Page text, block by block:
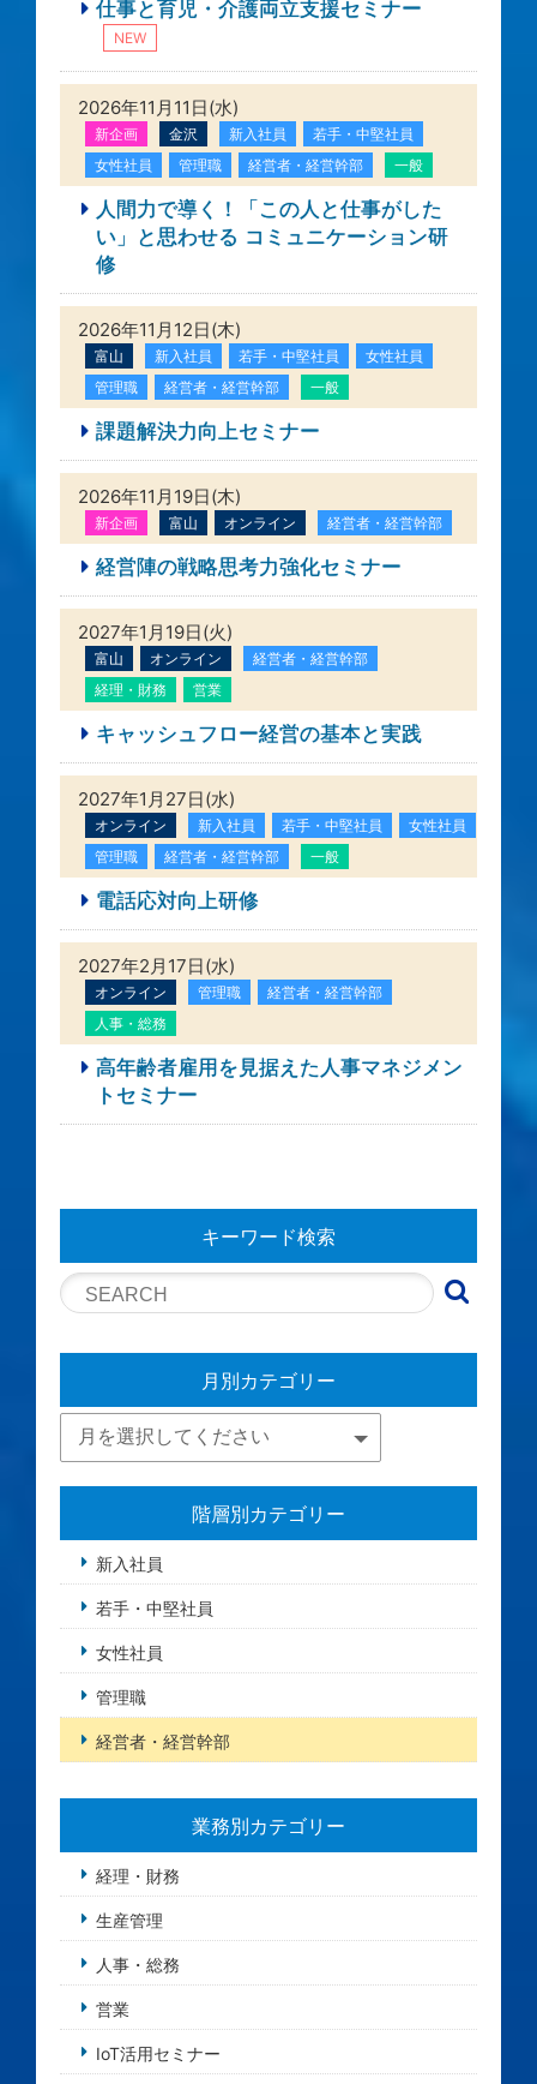
仕事と育児・介護両立支援セミナー
NEW
2026年11月11日(水)
新企画 金沢 新入社員
若手・中堅社員
女性社員
管理職 経営者・経営幹部 一般
人間力で導く！「この人と仕事がした
い」と思わせる コミュニケーション研
修
2026年11月12日(木)
富山 新入社員 若手・中堅社員
女性社員
管理職
経営者・経営幹部 一般
課題解決力向上セミナー
2026年11月19日(木)
新企画 富山 オンライン 経営者・経営幹部
経営陣の戦略思考力強化セミナー
2027年1月19日(火)
富山 オンライン
経営者・経営幹部
経理・財務
営業
キャッシュフロー経営の基本と実践
2027年1月27日(水)
オンライン 新入社員 若手・中堅社員
女性社員
管理職
経営者・経営幹部 一般
電話応対向上研修
2027年2月17日(水)
オンライン 管理職
経営者・経営幹部
人事・総務
高年齢者雇用を見据えた人事マネジメン
トセミナー
キーワード検索
月別カテゴリー
階層別カテゴリー
新入社員
若手・中堅社員
女性社員
管理職
経営者・経営幹部
業務別カテゴリー
経理・財務
生産管理
人事・総務
営業
IoT活用セミナー